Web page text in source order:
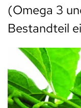
(Omega 3
Bestandteil